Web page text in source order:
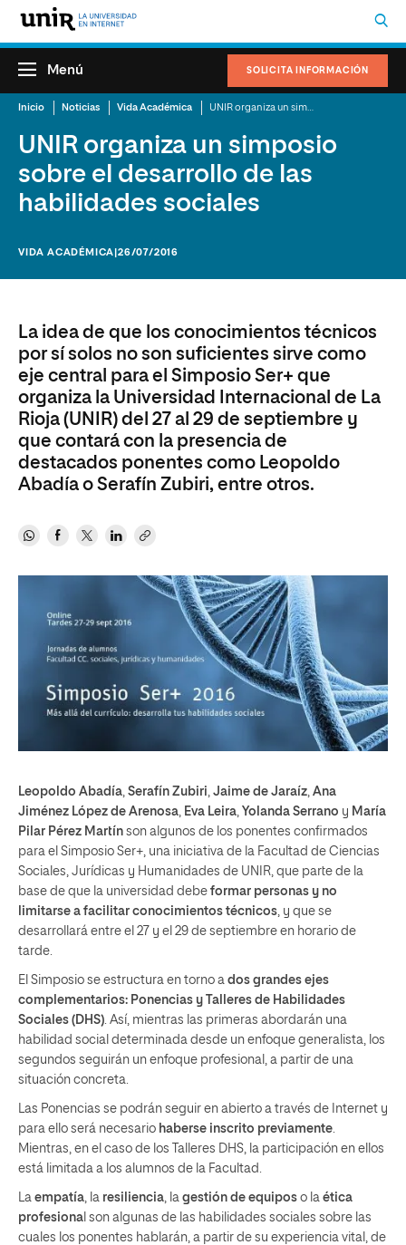
SOLICITA INFORMACIÓN
Menú
Inicio Noticias Vida Académica
UNIR organiza un simposio
sobre el desarrollo de las
habilidades sociales
VIDA ACADÉMICA |26/07/2016
La idea de que los conocimientos técnicos
por sí solos no son suficientes sirve como
eje central para el Simposio Ser+ que
organiza la Universidad Internacional de La
Rioja (UNIR) del 27 al 29 de septiembre y
que contará con la presencia de
destacados ponentes como Leopoldo
Abadía o Serafín Zubiri, entre otros.
Leopoldo Abadía Serafín Zubiri Jaime de Jaraíz Ana
Jiménez López de Arenosa Eva Leira Yolanda Serrano y María
Pilar Pérez Martín son algunos de los ponentes confirmados
para el Simposio Ser+, una iniciativa de la Facultad de Ciencias
Sociales, Jurídicas y Humanidades de UNIR, que parte de la
base de que la universidad debe formar personas y no
limitarse a facilitar conocimientos técnicos , y que se
desarrollará entre el 27 y el 29 de septiembre en horario de
tarde.
El Simposio se estructura en torno a dos grandes ejes
complementarios: Ponencias y Talleres de Habilidades
Sociales (DHS) . Así, mientras las primeras abordarán una
habilidad social determinada desde un enfoque generalista, los
segundos seguirán un enfoque profesional, a partir de una
situación concreta.
Las Ponencias se podrán seguir en abierto a través de Internet y
para ello será necesario haberse inscrito previamente
Mientras, en el caso de los Talleres DHS, la participación en ellos
está limitada a los alumnos de la Facultad.
La empatía , la resiliencia , la gestión de equipos o la ética
profesiona l son algunas de las habilidades sociales sobre las
cuales los ponentes hablarán, a partir de su experiencia vital, de